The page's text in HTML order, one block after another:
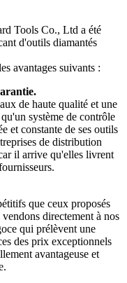
Tools Co., Ltd a été
d'outils diamantés
avantages suivants :
de haute qualité et une
système de contrôle
et constante de ses outils
de distribution
il arrive qu'elles livrent
que ceux proposés
directement à nos
qui prélèvent une
des prix exceptionnels
avantageuse et